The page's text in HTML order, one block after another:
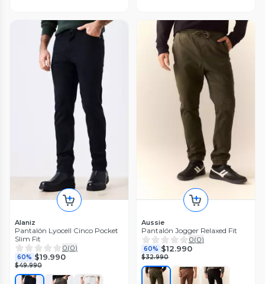
Alaniz
Pantalón Lyocell Cinco Pocket
Slim Fit
0(0)
60% $19.990
$49.990
Aussie
Pantalón Jogger Relaxed Fit
0(0)
60% $12.990
$32.990